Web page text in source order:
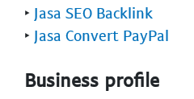
‣ Jasa SEO Backlink
‣ Jasa Convert PayPal
Business profile